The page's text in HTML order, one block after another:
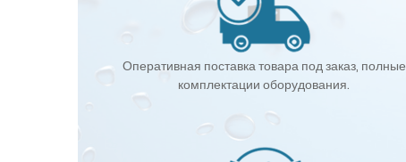
Оперативная поставка товара под заказ, полные
комплектации оборудования.